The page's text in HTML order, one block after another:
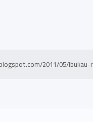
2011/05/